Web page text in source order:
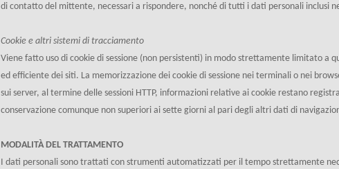
di contatto del mittente, necessari a rispondere, nonché di tutti i dati personali inclusi
Cookie e altri sistemi di tracciamento
Viene fatto uso di cookie di sessione (non persistenti) in modo strettamente limitato a
ed efficiente dei siti. La memorizzazione dei cookie di sessione nei terminali o nei
sui server, al termine delle sessioni HTTP, informazioni relative ai cookie restano
conservazione comunque non superiori ai sette giorni al pari degli altri dati di
MODALITÀ DEL TRATTAMENTO
I dati personali sono trattati con strumenti automatizzati per il tempo strettamente